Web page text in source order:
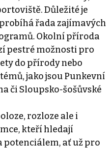
Důležité je
řada zajímavých
Okolní příroda
pestré možnosti pro
do přírody nebo
jako jsou Punkevní
či Sloupsko-šošůvské
rozloze ale i
kteří hledají
ať už pro